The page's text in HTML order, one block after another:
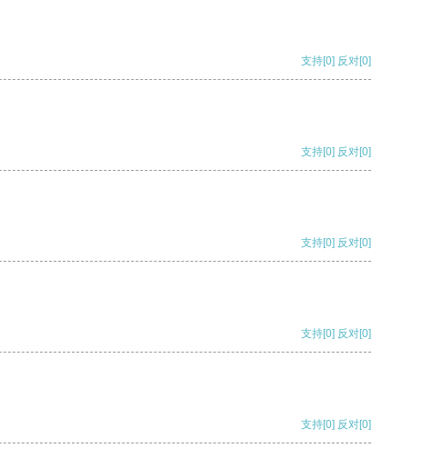
支持[0] 反对[0]
支持[0] 反对[0]
支持[0] 反对[0]
支持[0] 反对[0]
支持[0] 反对[0]